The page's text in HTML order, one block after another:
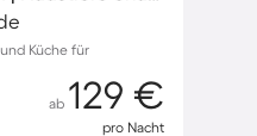
Küche für
ab 129 €
pro Nacht